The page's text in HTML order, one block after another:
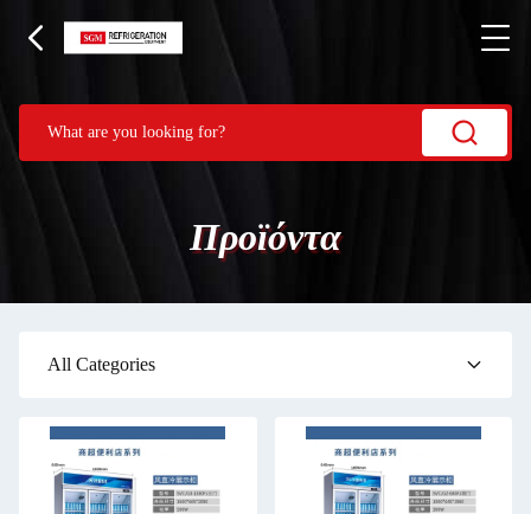
Προϊόντα
All Categories